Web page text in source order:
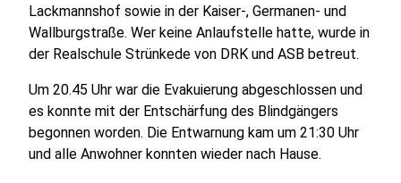
Lackmannshof sowie in der Kaiser-, Germanen- und
Wallburgstraße. Wer keine Anlaufstelle hatte, wurde in
der Realschule Strünkede von DRK und ASB betreut.
Um 20.45 Uhr war die Evakuierung abgeschlossen und
es konnte mit der Entschärfung des Blindgängers
begonnen worden. Die Entwarnung kam um 21:30 Uhr
und alle Anwohner konnten wieder nach Hause.